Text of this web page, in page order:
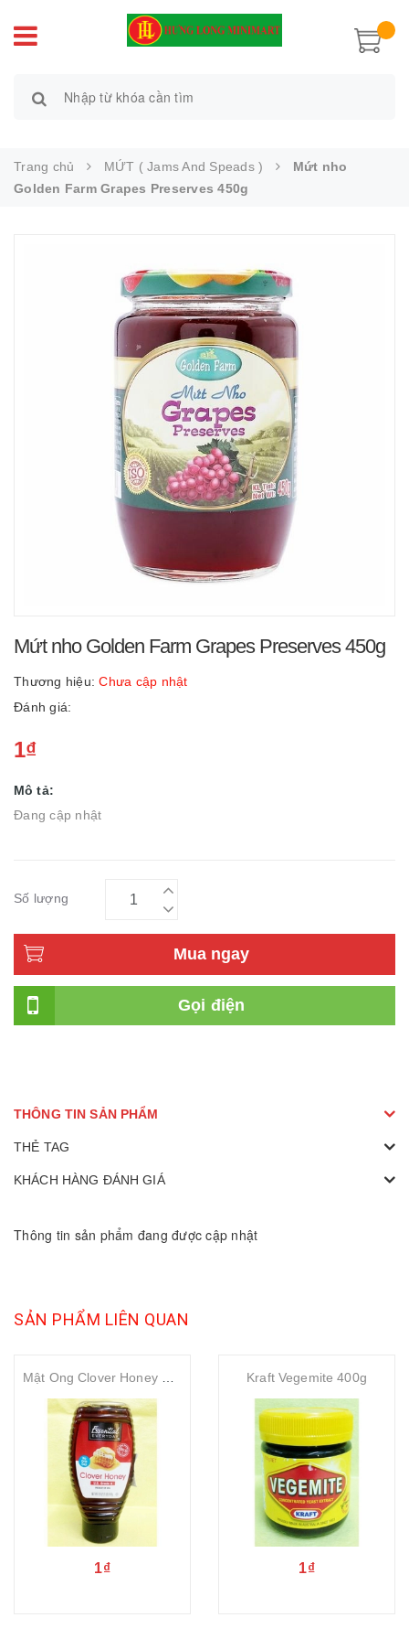
Trang chủ MỨT ( Jams And Speads )
Mứt nho
Golden Farm Grapes Preserves 450g
Mứt nho Golden Farm Grapes Preserves 450g
Thương hiệu: Chưa cập nhật
Đánh giá:
1₫
Mô tả:
Đang cập nhật
Số lượng
Mua ngay
Gọi điện
THÔNG TIN SẢN PHẨM
THẺ TAG
KHÁCH HÀNG ĐÁNH GIÁ
Thông tin sản phẩm đang được cập nhật
SẢN PHẨM LIÊN QUAN
1₫
Kraft Vegemite 400g
1₫